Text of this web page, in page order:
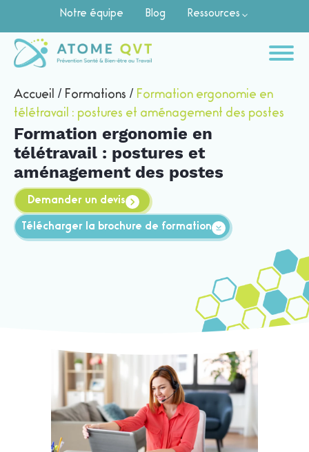
Notre équipe Blog Ressources
Accueil / Formations / Formation ergonomie en
télétravail : postures et aménagement des postes
Formation ergonomie en
télétravail : postures et
aménagement des postes
Demander un devis
Télécharger la brochure de formation